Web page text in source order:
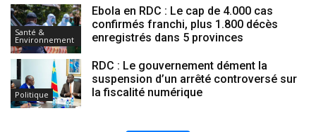
Santé &
Environnement
Ebola en RDC : Le cap de 4.000 cas
confirmés franchi, plus 1.800 décès
enregistrés dans 5 provinces
Politique
RDC : Le gouvernement dément la
suspension d’un arrêté controversé sur
la fiscalité numérique